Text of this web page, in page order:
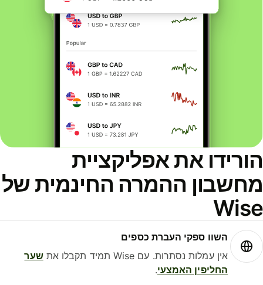
הורידו את אפליקציית
מחשבון ההמרה החינמית של
Wise
השוו ספקי העברת כספים
אין עמלות נסתרות. עם Wise תמיד תקבלו את
שער
החליפין האמצעי.